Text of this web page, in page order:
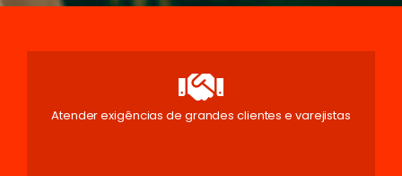
Atender exigências de grandes clientes e varejistas